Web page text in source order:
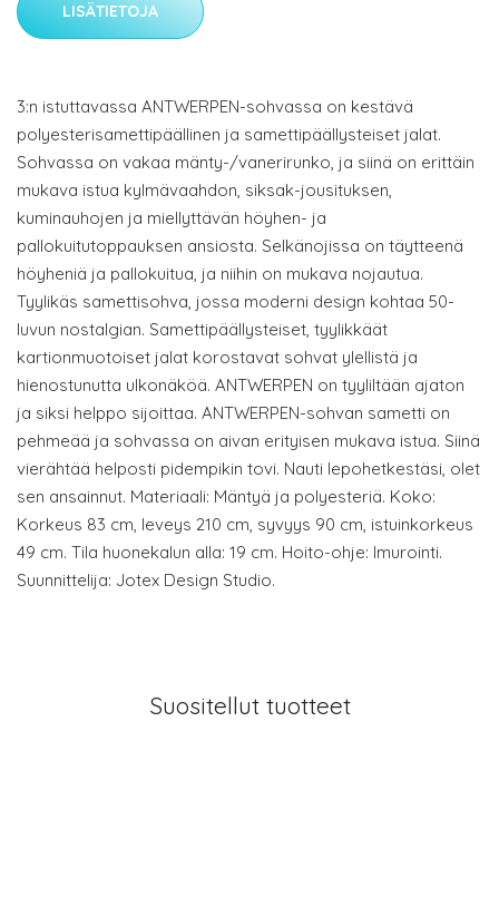
LISÄTIETOJA
3:n istuttavassa ANTWERPEN-sohvassa on kestävä
polyesterisamettipäällinen ja samettipäällysteiset jalat.
Sohvassa on vakaa mänty-/vanerirunko, ja siinä on erittäin
mukava istua kylmävaahdon, siksak-jousituksen,
kuminauhojen ja miellyttävän höyhen- ja
pallokuitutoppauksen ansiosta. Selkänojissa on täytteenä
höyheniä ja pallokuitua, ja niihin on mukava nojautua.
Tyylikäs samettisohva, jossa moderni design kohtaa 50-
luvun nostalgian. Samettipäällysteiset, tyylikkäät
kartionmuotoiset jalat korostavat sohvat ylellistä ja
hienostunutta ulkonäköä. ANTWERPEN on tyyliltään ajaton
ja siksi helppo sijoittaa. ANTWERPEN-sohvan sametti on
pehmeää ja sohvassa on aivan erityisen mukava istua. Siinä
vierähtää helposti pidempikin tovi. Nauti lepohetkestäsi, olet
sen ansainnut. Materiaali: Mäntyä ja polyesteriä. Koko:
Korkeus 83 cm, leveys 210 cm, syvyys 90 cm, istuinkorkeus
49 cm. Tila huonekalun alla: 19 cm. Hoito-ohje: Imurointi.
Suunnittelija: Jotex Design Studio.
Suositellut tuotteet